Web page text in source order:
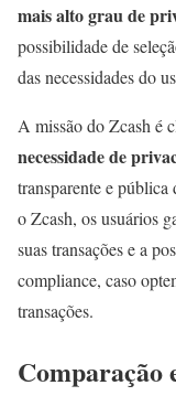
mais alto grau de
possibilidade de
das necessidades do
A missão do Zcash é
necessidade de
transparente e
o Zcash, os usuários
suas transações e a
compliance, caso
transações.
Comparação